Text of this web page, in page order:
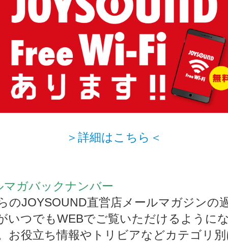
＞詳細はこちら＜
マガバックナンバー
のJOYSOUND直営店メールマガジンの
いつでもWEBでご覧いただけるように
お役立ち情報やトリビアなどカテゴリ